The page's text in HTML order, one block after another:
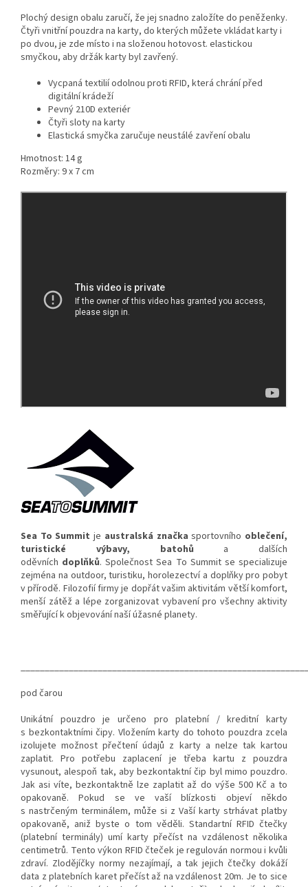
Plochý design obalu zaručí, že jej snadno založíte do peněženky.
Čtyři vnitřní pouzdra na karty, do kterých můžete vkládat karty i
po dvou, je zde místo i na složenou hotovost. elastickou
smyčkou, aby držák karty byl zavřený.
Vycpaná textilií odolnou proti RFID, která chrání před
digitální krádeží
Pevný 210D exteriér
Čtyři sloty na karty
Elastická smyčka zaručuje neustálé zavření obalu
Hmotnost: 14 g
Rozměry: 9 x 7 cm
Sea To Summit je australská značka sportovního oblečení,
turistické výbavy, batohů
a dalších
oděvních doplňků. Společnost Sea To Summit se specializuje
zejména na outdoor, turistiku, horolezectví a doplňky pro pobyt
v přírodě. Filozofií firmy je dopřát vašim aktivitám větší komfort,
menší zátěž a lépe zorganizovat vybavení pro všechny aktivity
směřující k objevování naší úžasné planety.
pod čarou
Unikátní pouzdro je určeno pro platební / kreditní karty
s bezkontaktními čipy. Vložením karty do tohoto pouzdra zcela
izolujete možnost přečtení údajů z karty a nelze tak kartou
zaplatit. Pro potřebu zaplacení je třeba kartu z pouzdra
vysunout, alespoň tak, aby bezkontaktní čip byl mimo pouzdro.
Jak asi víte, bezkontaktně lze zaplatit až do výše 500 Kč a to
opakovaně. Pokud se ve vaší blízkosti objeví někdo
s nastrčeným terminálem, může si z Vaší karty strhávat platby
opakovaně, aniž byste o tom věděli. Standartní RFID čtečky
(platební terminály) umí karty přečíst na vzdálenost několika
centimetrů. Tento výkon RFID čteček je regulován normou i kvůli
zdraví. Zlodějíčky normy nezajímají, a tak jejich čtečky dokáží
data z platebních karet přečíst až na vzdálenost 20m. Je to sice